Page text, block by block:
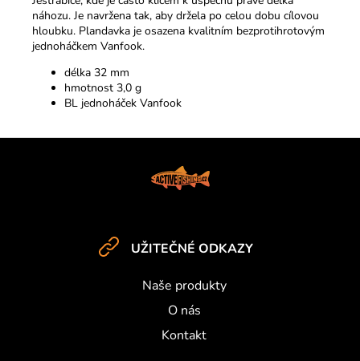
náhozu. Je navržena tak, aby držela po celou dobu cílovou
hloubku. Plandavka je osazena kvalitním bezprotihrotovým
jednoháčkem Vanfook.
délka 32 mm
hmotnost 3,0 g
BL jednoháček Vanfook
UŽITEČNÉ ODKAZY
Naše produkty
O nás
Kontakt